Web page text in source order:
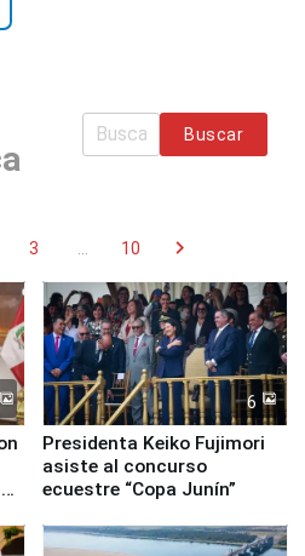
Buscar
3 10 chevron_right
6
Presidenta Keiko Fujimori
asiste al concurso
ecuestre “Copa Junín”